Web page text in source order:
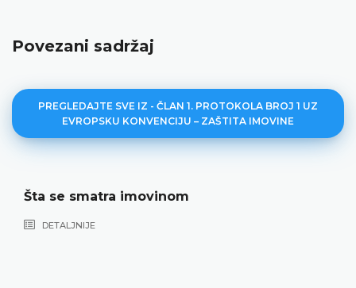
Povezani sadržaj
PREGLEDAJTE SVE IZ - ČLAN 1. PROTOKOLA BROJ 1 UZ
EVROPSKU KONVENCIJU – ZAŠTITA IMOVINE
Šta se smatra imovinom
DETALJNIJE